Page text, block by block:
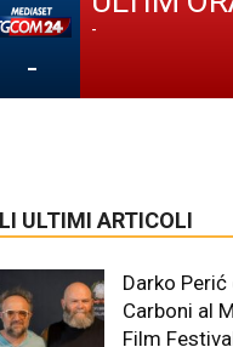
-
-
ULTIMI ARTICOLI
Darko Perić
Carboni al
Film